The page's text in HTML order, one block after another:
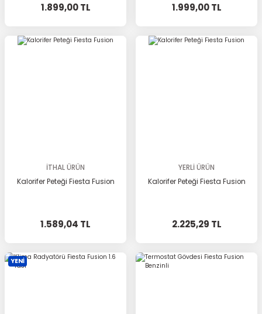
1.899,00 TL 1.999,00 TL
İTHAL ÜRÜN
Kalorifer Peteği Fiesta Fusion
1.589,04 TL
YERLİ ÜRÜN
Kalorifer Peteği Fiesta Fusion
2.225,29 TL
YENİ